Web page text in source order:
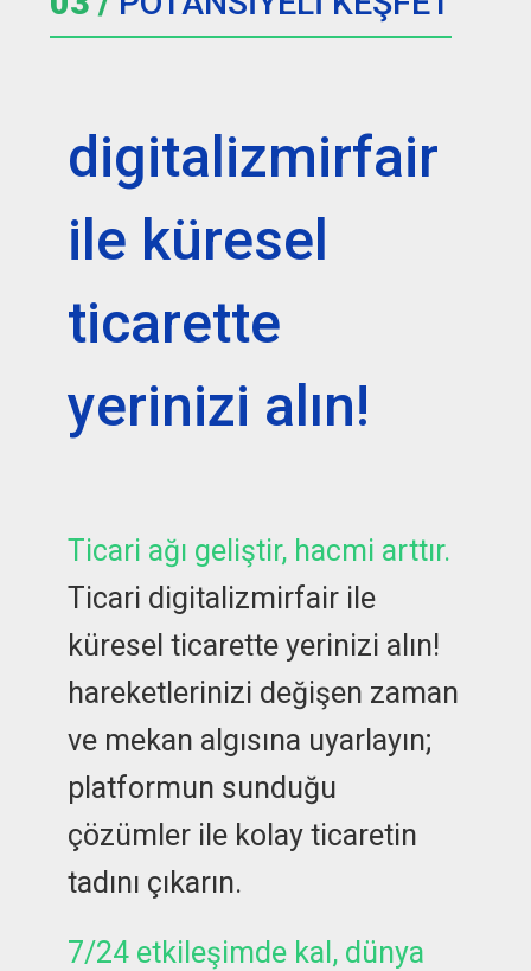
digitalizmirfair
ile küresel
ticarette
yerinizi alın!
Ticari ağı geliştir, hacmi arttır.
Ticari digitalizmirfair ile
küresel ticarette yerinizi alın!
hareketlerinizi değişen zaman
ve mekan algısına uyarlayın;
platformun sunduğu
çözümler ile kolay ticaretin
tadını çıkarın.
7/24 etkileşimde kal, dünya